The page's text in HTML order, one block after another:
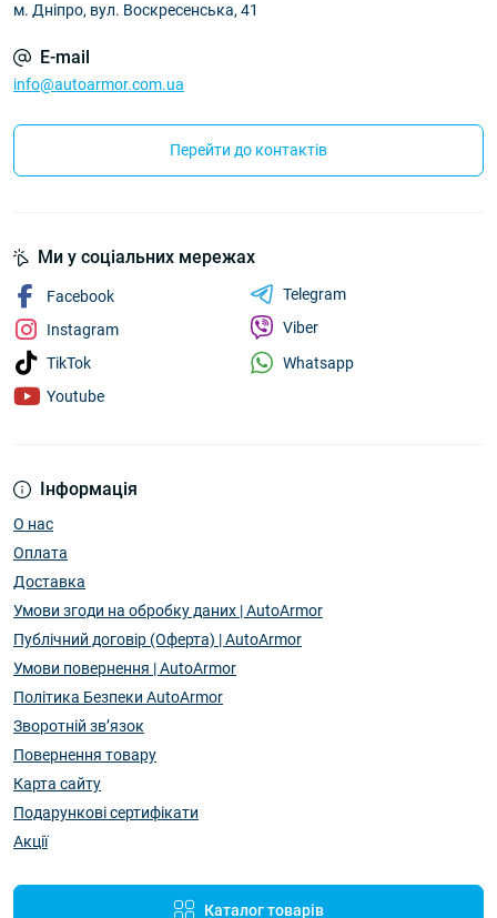
м. Дніпро, вул. Воскресенська, 41
E-mail
info@autoarmor.com.ua
Перейти до контактів
Інформація
О нас
Оплата
Доставка
Умови згоди на обробку даних | AutoArmor
Публічний договір (Оферта) | AutoArmor
Умови повернення | AutoArmor
Політика Безпеки AutoArmor
Зворотній зв’язок
Повернення товару
Карта сайту
Подарункові сертифікати
Акції
Каталог товарів
Ми у соціальних мережах
Facebook
Instagram
TikTok
Youtube
Telegram
Viber
Whatsapp